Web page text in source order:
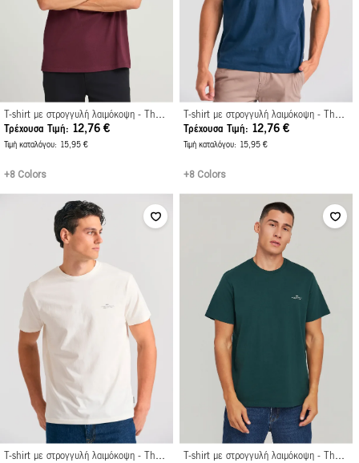
Τρέχουσα Τιμή
12,76 €
Τιμή καταλόγου 15,95 €
+8 Colors
Τρέχουσα Τιμή
12,76 €
Τιμή καταλόγου 15,95 €
+8 Colors